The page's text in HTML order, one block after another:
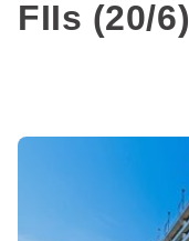
FIIs (20/6)